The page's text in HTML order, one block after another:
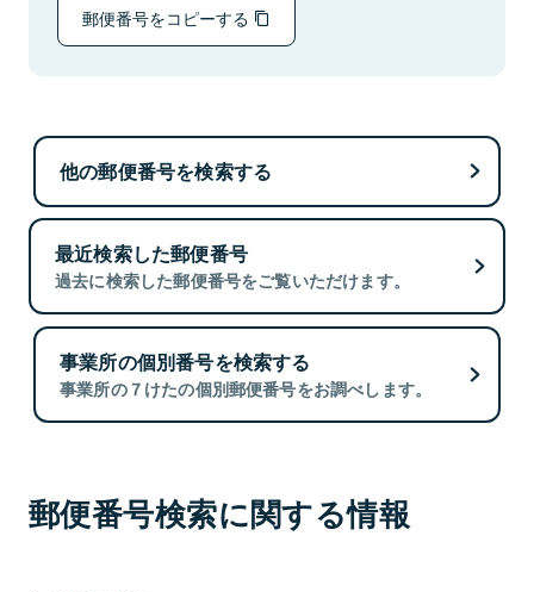
郵便番号をコピーする
他の郵便番号を検索する
最近検索した郵便番号
過去に検索した郵便番号をご覧いただけます。
事業所の個別番号を検索する
事業所の７けたの個別郵便番号をお調べします。
郵便番号検索に関する情報